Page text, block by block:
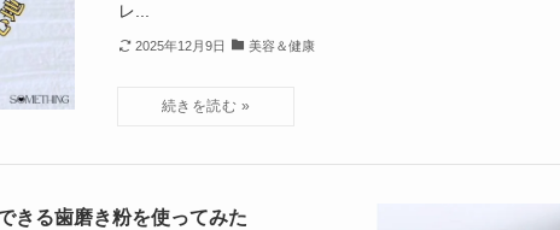
レ...
2025年12月9日 美容＆健康
きる歯磨き粉を使ってみた